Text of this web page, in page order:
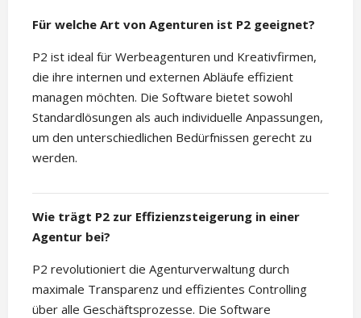
Für welche Art von Agenturen ist P2 geeignet?
P2 ist ideal für Werbeagenturen und Kreativfirmen,
die ihre internen und externen Abläufe effizient
managen möchten. Die Software bietet sowohl
Standardlösungen als auch individuelle Anpassungen,
um den unterschiedlichen Bedürfnissen gerecht zu
werden.
Wie trägt P2 zur Effizienzsteigerung in einer
Agentur bei?
P2 revolutioniert die Agenturverwaltung durch
maximale Transparenz und effizientes Controlling
über alle Geschäftsprozesse. Die Software